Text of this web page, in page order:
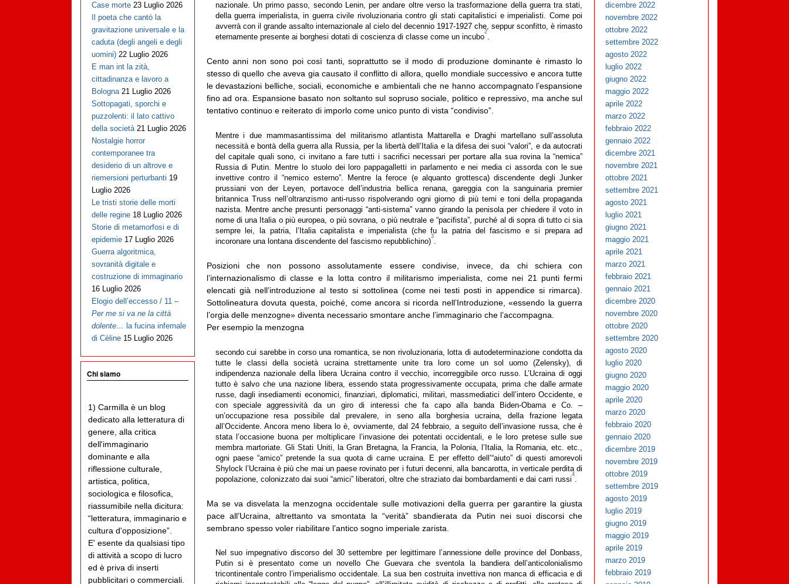
nazionale. Un primo passo, secondo Lenin, per andare oltre verso la trasformazione della guerra tra stati,
della guerra imperialista, in guerra civile rivoluzionaria contro gli stati capitalistici e imperialisti. Come poi
avverrà con il grande assalto internazionale al cielo del decennio 1917-1927 che, seppur sconfitto, è rimasto
eternamente presente ai borghesi dotati di coscienza di classe come un incubo
2
.
Cento anni non sono poi così tanti, soprattutto se il modo di produzione dominante è rimasto lo
stesso di quello che aveva gia causato il conflitto di allora, quello mondiale successivo e ancora tutte
le devastazioni belliche, sociali, economiche e ambientali che ne hanno accompagnato l’espansione
fino ad ora. Espansione basato non soltanto sul sopruso sociale, politico e repressivo, ma anche sul
tentativo continuo e reiterato di imporlo come unico punto di vista “condiviso”.
Mentre i due mammasantissima del militarismo atlantista Mattarella e Draghi martellano sull’assoluta
necessità e bontà della guerra alla Russia, per la libertà dell’Italia e la difesa dei suoi “valori”, e da autocrati
del capitale quali sono, ci invitano a fare tutti i sacrifici necessari per portare alla sua rovina la “nemica”
Russia di Putin. Mentre lo stuolo dei loro pappagalletti in parlamento e nei media ci assorda con le sue
invettive contro il “nemico esterno”. Mentre la feroce (e alquanto grottesca) discendente degli Junker
prussiani von der Leyen, portavoce dell’industria bellica renana, gareggia con la sanguinaria premier
britannica Truss nell’oltranzismo anti-russo rispolverando ogni giorno di più temi e toni della propaganda
nazista. Mentre anche presunti personaggi “anti-sistema” vanno girando la penisola per chiedere il voto in
nome di una Italia o più europea, o più sovrana, o più neutrale e “pacifista”, purché al di sopra di tutto ci sia
sempre lei, la patria, l’Italia capitalista e imperialista (che fu la patria del fascismo e si prepara ad
incoronare una lontana discendente del fascismo repubblichino)
3
.
Posizioni che non possono assolutamente essere condivise, invece, da chi schiera con
l’internazionalismo di classe e la lotta contro il militarismo imperialista, come nei 21 punti fermi
elencati già nell’introduzione al testo si sottolinea (come nei testi posti in appendice si rimarca).
Sottolineatura dovuta questa, poiché, come ancora si ricorda nell’Introduzione, «essendo la guerra
l’orgia delle menzogne» diventa necessario smontare anche l’immaginario che l’accompagna.
Per esempio la menzogna
secondo cui sarebbe in corso una romantica, se non rivoluzionaria, lotta di autodeterminazione condotta da
tutte le classi della società ucraina strettamente unite tra loro come un sol uomo (Zelensky), di
indipendenza nazionale della libera Ucraina contro il vecchio, incorreggibile orco russo. L’Ucraina di oggi
tutto è salvo che una nazione libera, essendo stata progressivamente occupata, prima che dalle armate
russe, dagli insediamenti economici, finanziari, diplomatici, militari, massmediatici dell’intero Occidente, e
con speciale aggressività da un giro di interessi che fa capo alla banda Biden-Obama e Co. –
un’occupazione resa possibile dal prevalere, in seno alla borghesia ucraina, della frazione legata
all’Occidente. Ancora meno libera lo è, ovviamente, dal 24 febbraio, a seguito dell’invasione russa, che è
stata l’occasione buona per moltiplicare l’invasione dei potentati occidentali, e le loro pretese sulle sue
membra martoriate. Gli Stati Uniti, la Gran Bretagna, la Francia, la Polonia, l’Italia, la Romania, etc. etc.,
ogni paese “amico” pretende la sua quota di carne ucraina. E per effetto dell’“aiuto” di questi amorevoli
Shylock l’Ucraina è più che mai un paese rovinato per i futuri decenni, alla bancarotta, in verticale perdita di
popolazione, colonizzato dai suoi “amici” liberatori, oltre che straziato dai bombardamenti e dai carri russi
4
Ma se va disvelata la menzogna occidentale sulle motivazioni della guerra per garantire la giusta
pace all’Ucraina, altrettanto va smontata la “verità” sbandierata da Putin nei suoi discorsi che
sembrano spesso voler riabilitare l’antico sogno imperiale zarista.
Nel suo impegnativo discorso del 30 settembre per legittimare l’annessione delle province del Donbass,
Putin si è presentato come un novello Che Guevara che sventola la bandiera dell’anticolonialismo
tricontinentale contro l’imperialismo occidentale. La sua ben costruita invettiva non manca di efficacia e di
Case morte 23 Luglio 2026
Il poeta che cantò la
gravitazione universale e la
caduta (degli angeli e degli
uomini) 22 Luglio 2026
E man int la zità,
cittadinanza e lavoro a
Bologna 21 Luglio 2026
Sottopagati, sporchi e
puzzolenti: il lato cattivo
della società 21 Luglio 2026
Nostalgie horror
contemporanee tra
desiderio di un altrove e
riemersioni perturbanti 19
Luglio 2026
Le tristi storie delle morti
delle regine 18 Luglio 2026
Storie di metamorfosi e di
epidemie 17 Luglio 2026
Guerra algoritmica,
sovranità digitale e
costruzione di immaginario
16 Luglio 2026
Elogio dell’eccesso / 11 –
Per me si va ne la città
dolente… la fucina infernale
di Cèline 15 Luglio 2026
Chi siamo
1) Carmilla è un blog
dedicato alla letteratura di
genere, alla critica
dell'immaginario
dominante e alla
riflessione culturale,
artistica, politica,
sociologica e filosofica,
riassumibile nella dicitura:
“letteratura, immaginario e
cultura d'opposizione”.
E' esente da qualsiasi tipo
di attività a scopo di lucro
ed è priva di inserti
pubblicitari o commerciali.
dicembre 2022
novembre 2022
ottobre 2022
settembre 2022
agosto 2022
luglio 2022
giugno 2022
maggio 2022
aprile 2022
marzo 2022
febbraio 2022
gennaio 2022
dicembre 2021
novembre 2021
ottobre 2021
settembre 2021
agosto 2021
luglio 2021
giugno 2021
maggio 2021
aprile 2021
marzo 2021
febbraio 2021
gennaio 2021
dicembre 2020
novembre 2020
ottobre 2020
settembre 2020
agosto 2020
luglio 2020
giugno 2020
maggio 2020
aprile 2020
marzo 2020
febbraio 2020
gennaio 2020
dicembre 2019
novembre 2019
ottobre 2019
settembre 2019
agosto 2019
luglio 2019
giugno 2019
maggio 2019
aprile 2019
marzo 2019
febbraio 2019